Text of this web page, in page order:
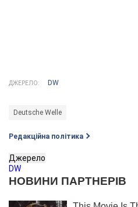
ДЖЕРЕЛО: DW
Deutsche Welle
Редакційна політика
Джерело
DW